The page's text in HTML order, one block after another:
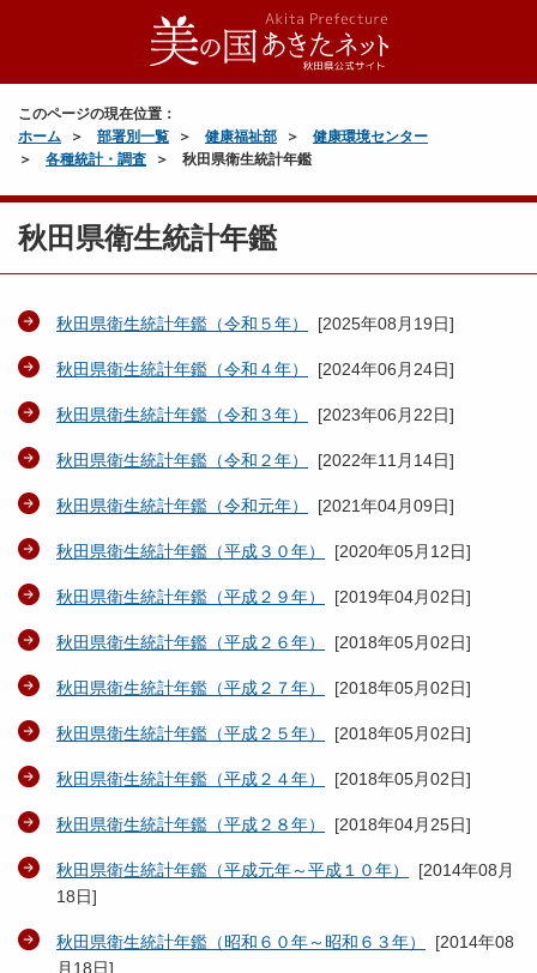
このページの現在位置：
ホーム
部署別一覧 健康福祉部
健康環境センター
各種統計・調査
秋田県衛生統計年鑑
秋田県衛生統計年鑑
秋田県衛生統計年鑑（令和５年） [2025年08月19日]
秋田県衛生統計年鑑（令和４年） [2024年06月24日]
秋田県衛生統計年鑑（令和３年） [2023年06月22日]
秋田県衛生統計年鑑（令和２年） [2022年11月14日]
秋田県衛生統計年鑑（令和元年） [2021年04月09日]
秋田県衛生統計年鑑（平成３０年） [2020年05月12日]
秋田県衛生統計年鑑（平成２９年） [2019年04月02日]
秋田県衛生統計年鑑（平成２６年） [2018年05月02日]
秋田県衛生統計年鑑（平成２７年） [2018年05月02日]
秋田県衛生統計年鑑（平成２５年） [2018年05月02日]
秋田県衛生統計年鑑（平成２４年） [2018年05月02日]
秋田県衛生統計年鑑（平成２８年） [2018年04月25日]
秋田県衛生統計年鑑（平成元年～平成１０年） [2014年08月
18日]
秋田県衛生統計年鑑（昭和６０年～昭和６３年） [2014年08
月18日]